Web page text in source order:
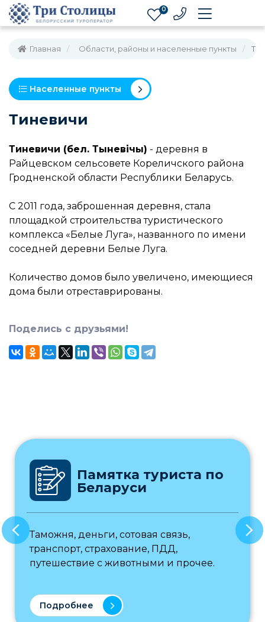
0
Главная Области, районы и населенные пункты
Населенные пункты
Тиневичи
Тиневичи (бел. Тыневічы) - деревня в
Райцевском сельсовете Кореличского района
Гродненской области Республики Беларусь.
С 2011 года, заброшенная деревня, стала
площадкой строительства туристического
комплекса «Белые Луга», названного по имени
соседней деревни Белые Луга.
Количество домов было увеличено, имеющиеся
дома были отреставрированы.
Поделись с друзьями!
Памятка туриста по
Беларуси
Таможня, деньги, сотовая связь,
транспорт, страхование, ПДД,
путешествие с животными и прочее.
Подробнее